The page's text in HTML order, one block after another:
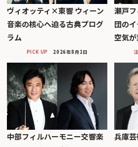
ヴィオッティ×東響 ウィーン
音楽の核心へ迫る古典プログ
ラム
PICK UP 2026年8月1日
瀬戸
団のイ
空気
中部フィルハーモニー交響楽
兵庫